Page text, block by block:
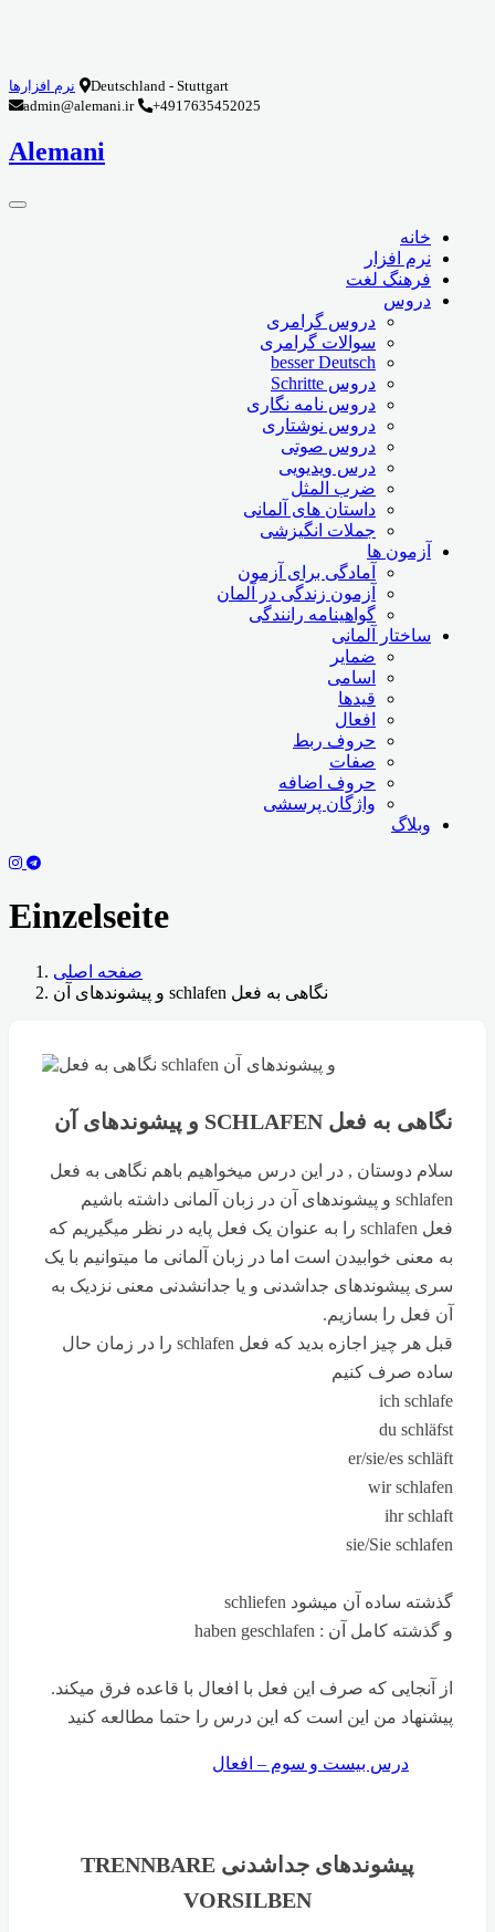
نرم افزارها
Deutschland - Stuttgart
admin@alemani.ir
+4917635452025
Alemani
خانه
نرم افزار
فرهنگ لغت
دروس
دروس گرامری
سوالات گرامری
besser Deutsch
دروس Schritte
دروس نامه نگاری
دروس نوشتاری
دروس صوتی
درس ویدیویی
ضرب المثل
داستان های آلمانی
جملات انگیزشی
آزمون ها
آمادگی برای آزمون
آزمون زندگی در آلمان
گواهینامه رانندگی
ساختار آلمانی
ضمایر
اسامی
قیدها
افعال
حروف ربط
صفات
حروف اضافه
واژگان پرسشی
وبلاگ
Einzelseite
صفحه اصلی
نگاهی به فعل schlafen و پیشوندهای آن
نگاهی به فعل SCHLAFEN و پیشوندهای آن
سلام دوستان , در این درس میخواهیم باهم نگاهی به فعل
schlafen و پیشوندهای آن در زبان آلمانی داشته باشیم
فعل schlafen را به عنوان یک فعل پایه در نظر میگیریم که
به معنی خوابیدن است اما در زبان آلمانی ما میتوانیم با یک
سری پیشوندهای جداشدنی و یا جدانشدنی معنی نزدیک به
آن فعل را بسازیم.
قبل هر چیز اجازه بدید که فعل schlafen را در زمان حال
ساده صرف کنیم
ich schlafe
du schläfst
er/sie/es schläft
wir schlafen
ihr schlaft
sie/Sie schlafen
گذشته ساده آن میشود schliefen
و گذشته کامل آن : haben geschlafen
از آنجایی که صرف این فعل با افعال با قاعده فرق میکند.
پیشنهاد من این است که این درس را حتما مطالعه کنید
درس بیست و سوم – افعال
پیشوندهای جداشدنی TRENNBARE
VORSILBEN